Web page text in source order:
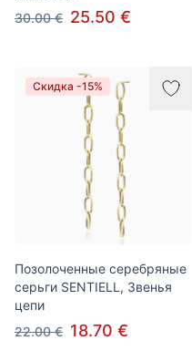
30.00 € 25.50 €
Скидка -15%
Позолоченные серебряные
серьги SENTIELL, Звенья
цепи
22.00 € 18.70 €